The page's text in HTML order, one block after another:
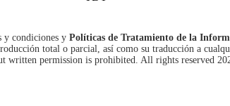
y condiciones y Políticas de Tratamiento de la
total o parcial, así como su traducción a
permission is prohibited. All rights reserved